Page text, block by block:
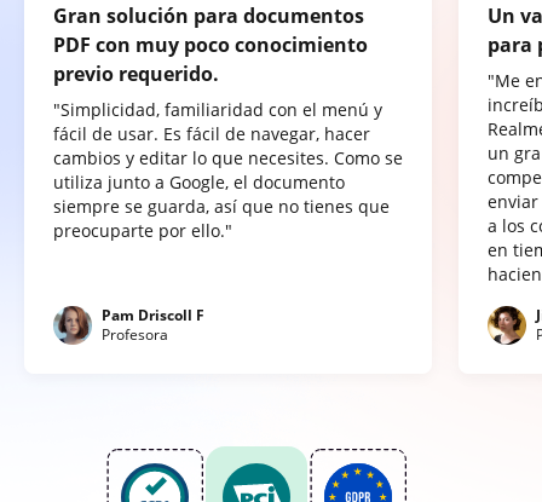
Gran solución para documentos
PDF con muy poco conocimiento
previo requerido.
"Simplicidad, familiaridad con el menú y
fácil de usar. Es fácil de navegar, hacer
cambios y editar lo que necesites. Como se
utiliza junto a Google, el documento
siempre se guarda, así que no tienes que
preocuparte por ello."
Pam Driscoll F
Profesora
Un
para
"Me
un
a los
en